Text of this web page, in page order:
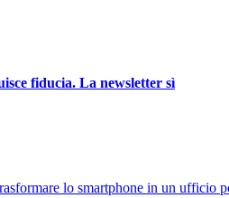
fiducia. La newsletter sì